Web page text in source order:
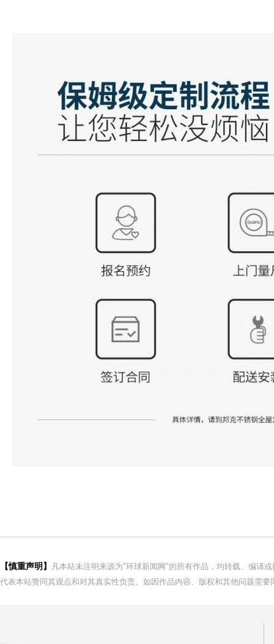
【慎重声明】
凡本站未注明来源为"环球新闻网"的所有作品，均转载、编译
代表本站赞同其观点和对其真实性负责。如因作品内容、版权和其他问题需